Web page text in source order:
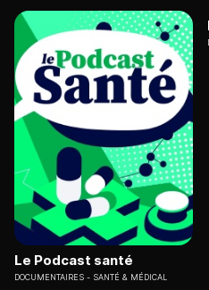
Le Podcast santé
DOCUMENTAIRES SANTÉ & MÉDICAL